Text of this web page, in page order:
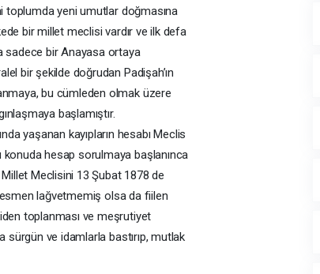
toplumda yeni umutlar doğmasına
bir millet meclisi vardır ve ilk defa
sadece bir Anayasa ortaya
bir şekilde doğrudan Padişah’ın
bu cümleden olmak üzere
başlamıştır.
yaşanan kayıpların hesabı Meclis
konuda hesap sorulmaya başlanınca
Meclisini 13 Şubat 1878 de
lağvetmemiş olsa da fiilen
toplanması ve meşrutiyet
sürgün ve idamlarla bastırıp, mutlak